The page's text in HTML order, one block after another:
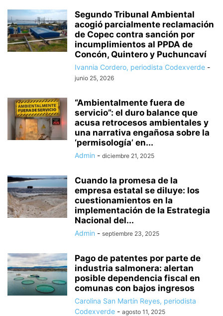
Segundo Tribunal Ambiental
acogió parcialmente reclamación
de Copec contra sanción por
incumplimientos al PPDA de
Concón, Quintero y Puchuncaví
Ivannia Cordero, periodista Codexverde -
junio 25, 2026
“Ambientalmente fuera de
servicio”: el duro balance que
acusa retrocesos ambientales y
una narrativa engañosa sobre la
‘permisología’ en...
Admin - diciembre 21, 2025
Cuando la promesa de la
empresa estatal se diluye: los
cuestionamientos en la
implementación de la Estrategia
Nacional del...
Admin - septiembre 23, 2025
Pago de patentes por parte de
industria salmonera: alertan
posible dependencia fiscal en
comunas con bajos ingresos
Carolina San Martín Reyes, periodista
Codexverde - agosto 11, 2025